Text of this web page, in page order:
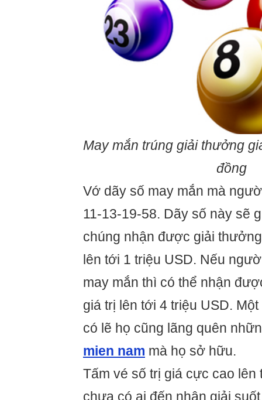
May mắn trúng giải thưởng
đồng
Vớ dãy số may mắn mà
11-13-19-58. Dãy số này sẽ
chúng nhận được giải
lên tới 1 triệu USD. Nếu
may mắn thì có thể nhận
giá trị lên tới 4 triệu USD.
có lẽ họ cũng lãng quên
mien nam mà họ sở hữu.
Tấm vé số trị giá cực cao lên
chưa có ai đến nhận giải